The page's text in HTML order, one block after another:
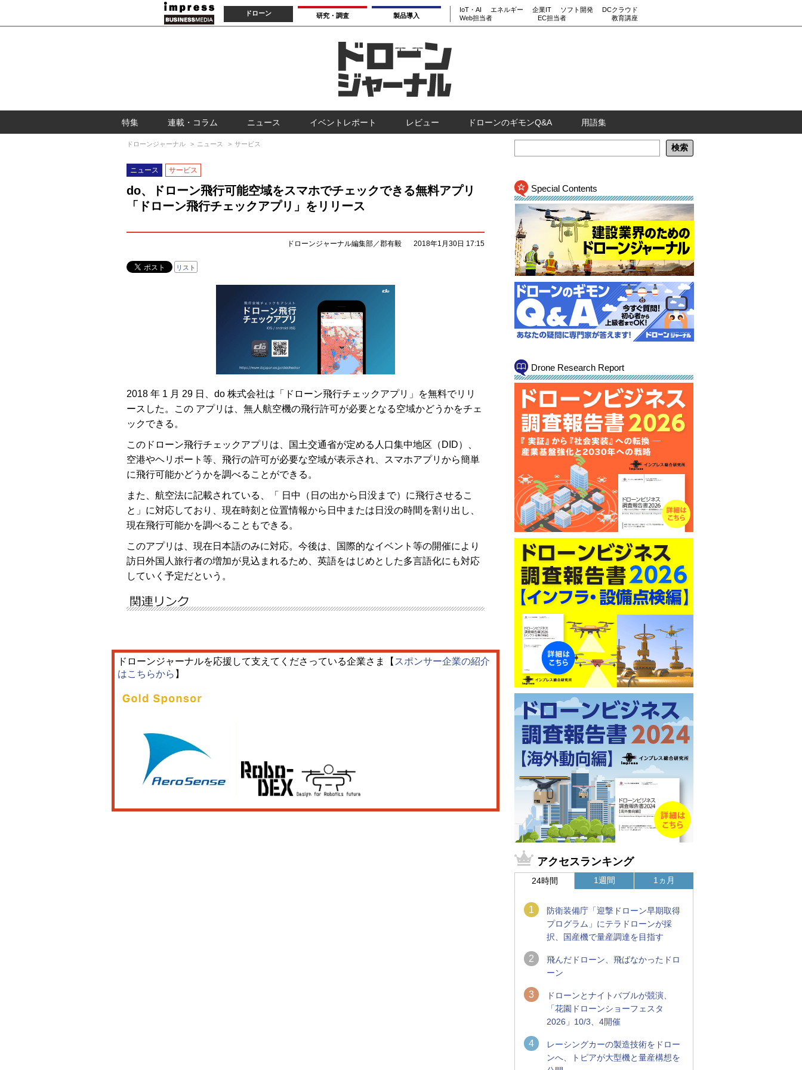
ドローン 研究・調査 製品導入
IoT・AI エネルギー 企業IT ソフト開発
DCクラウド
Web担当者
EC担当者 教育講座
特集 連載・コラム ニュース イベントレポート レビュー ドローンのギモンQ&A 用語集
ドローンジャーナル ニュース サービス
ニュース サービス
do、ドローン飛行可能空域をスマホでチェックできる無料アプリ
「ドローン飛行チェックアプリ」をリリース
ドローンジャーナル編集部／郡有毅 2018年1月30日 17:15
リスト
2018 年 1 月 29 日、do 株式会社は「ドローン飛行チェックアプリ」を無料でリリ
ースした。この アプリは、無人航空機の飛行許可が必要となる空域かどうかをチェ
ックできる。
このドローン飛行チェックアプリは、国土交通省が定める人口集中地区（DID）、
空港やヘリポート等、飛行の許可が必要な空域が表示され、スマホアプリから簡単
に飛行可能かどうかを調べることができる。
また、航空法に記載されている、「 日中（日の出から日没まで）に飛行させるこ
と」に対応しており、現在時刻と位置情報から日中または日没の時間を割り出し、
現在飛行可能かを調べることもできる。
このアプリは、現在日本語のみに対応。今後は、国際的なイベント等の開催により
訪日外国人旅行者の増加が見込まれるため、英語をはじめとした多言語化にも対応
していく予定だという。
ドローンジャーナルを応援して支えてくださっている企業さま【 スポンサー企業の紹介
はこちらから 】
Special Contents
Drone Research Report
アクセスランキング
24時間
1
防衛装備庁「迎撃ドローン早期取得
プログラム」にテラドローンが採
択、国産機で量産調達を目指す
2
飛んだドローン、飛ばなかったドロ
ーン
3
ドローンとナイトバブルが競演、
「花園ドローンショーフェスタ
2026」10/3、4開催
4
レーシングカーの製造技術をドロー
ンへ、トピアが大型機と量産構想を
1週間 1ヵ月